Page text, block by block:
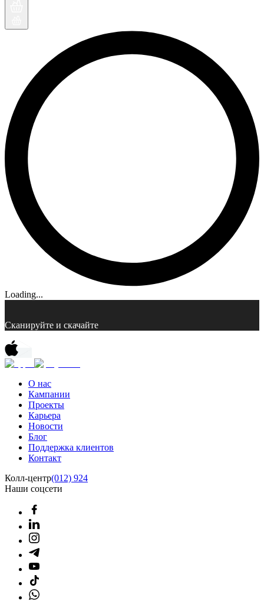
Loading...
Сканируйте и скачайте
О нас
Кампании
Проекты
Карьера
Новости
Блог
Поддержка клиентов
Контакт
Колл-центр(012) 924
Наши соцсети